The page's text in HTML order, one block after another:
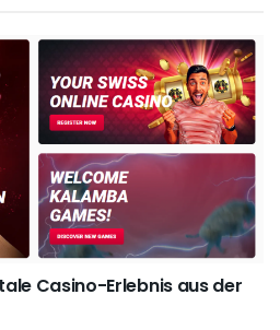
Casino-Erlebnis aus der